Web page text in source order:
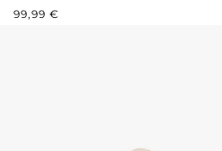
REGULÄRER PREIS:
99,99 €